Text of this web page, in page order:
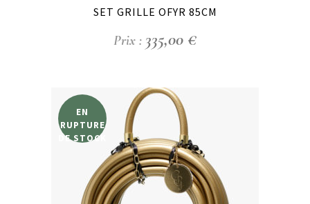
SET GRILLE OFYR 85CM
335,00 €
EN
RUPTURE
DE STOCK